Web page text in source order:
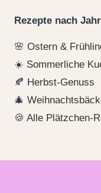
Rezepte nach
🌸 Ostern &
☀️ Sommerliche
🍂 Herbst-Genuss
🎄
🍪 Alle Plätzchen-